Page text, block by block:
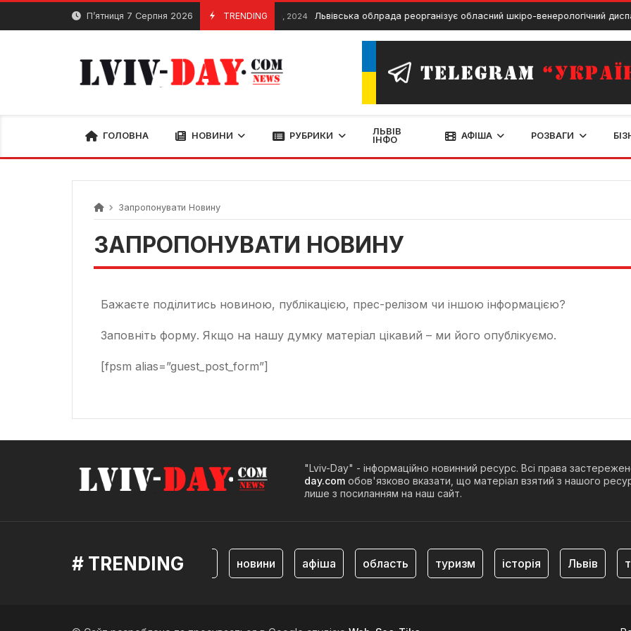
П’ятниця 7 Серпня 2026 TRENDING
2 Лютого, 2024 Львівська облрада реорганізує обласний шкіро-венерологічний
ГОЛОВНА НОВИНИ РУБРИКИ
ЛЬВІВ
ІНФО
АФІША РОЗВАГИ
Запропонувати Новину
ЗАПРОПОНУВАТИ НОВИНУ
Бажаєте поділитись новиною, публікацією, прес-релізом чи іншою інформацією?
Заповніть форму. Якщо на нашу думку матеріал цікавий – ми його опублікуємо.
[fpsm alias=”guest_post_form”]
"Lviv-Day" - інформаційно новинний ресурс. Всі права
day.com обов'язково вказати, що матеріал взятий з нашого
лише з посиланням на наш сайт.
# TRENDINGльвів новини афіша область туризм історія Львів